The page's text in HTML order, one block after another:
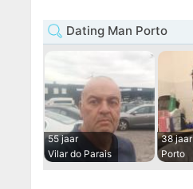
Dating Man Porto
55 jaar
Vilar do Parais
38 jaar
Porto